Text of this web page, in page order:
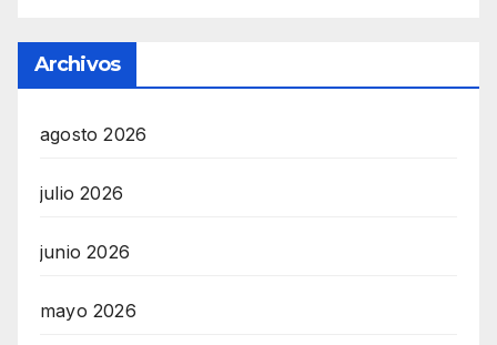
Archivos
agosto 2026
julio 2026
junio 2026
mayo 2026